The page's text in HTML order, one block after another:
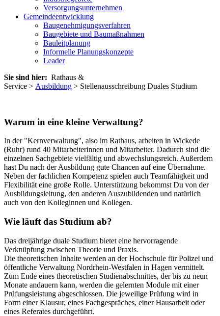
Versorgungsunternehmen
Gemeindeentwicklung
Baugenehmigungsverfahren
Baugebiete und Baumaßnahmen
Bauleitplanung
Informelle Planungskonzepte
Leader
Sie sind hier: Rathaus &
Service > Ausbildung > Stellenausschreibung Duales Studium
Warum in eine kleine Verwaltung?
In der "Kernverwaltung", also im Rathaus, arbeiten in Wickede
(Ruhr) rund 40 Mitarbeiterinnen und Mitarbeiter. Dadurch sind die
einzelnen Sachgebiete vielfältig und abwechslungsreich. Außerdem
hast Du nach der Ausbildung gute Chancen auf eine Übernahme.
Neben der fachlichen Kompetenz spielen auch Teamfähigkeit und
Flexibilität eine große Rolle. Unterstützung bekommst Du von der
Ausbildungsleitung, den anderen Auszubildenden und natürlich
auch von den Kolleginnen und Kollegen.
Wie läuft das Studium ab?
Das dreijährige duale Studium bietet eine hervorragende
Verknüpfung zwischen Theorie und Praxis.
Die theoretischen Inhalte werden an der Hochschule für Polizei und
öffentliche Verwaltung Nordrhein-Westfalen in Hagen vermittelt.
Zum Ende eines theoretischen Studienabschnittes, der bis zu neun
Monate andauern kann, werden die gelernten Module mit einer
Prüfungsleistung abgeschlossen. Die jeweilige Prüfung wird in
Form einer Klausur, eines Fachgespräches, einer Hausarbeit oder
eines Referates durchgeführt.